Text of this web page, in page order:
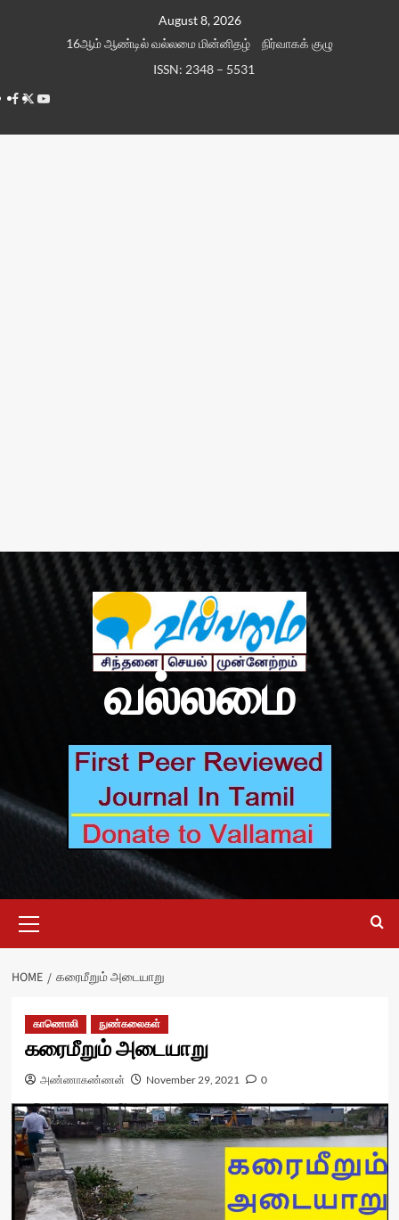
August 8, 2026
16ஆம் ஆண்டில் வல்லமை மின்னிதழ்
நிர்வாகக் குழு
ISSN: 2348 – 5531
Facebook
TwitterYoutube
வல்லமை
Menu
HOME கரைமீறும் அடையாறு
காணொலி நுண்கலைகள்
கரைமீறும் அடையாறு
அண்ணாகண்ணன் November 29, 2021 0